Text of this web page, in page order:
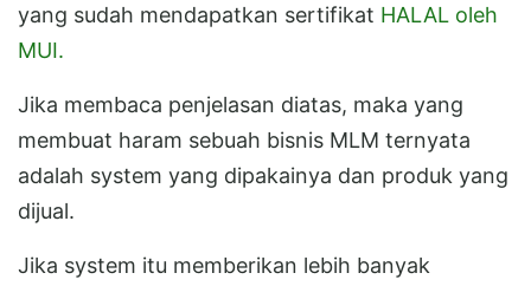
yang sudah mendapatkan sertifikat HALAL oleh
MUI.
Jika membaca penjelasan diatas, maka yang
membuat haram sebuah bisnis MLM ternyata
adalah system yang dipakainya dan produk yang
dijual.
Jika system itu memberikan lebih banyak